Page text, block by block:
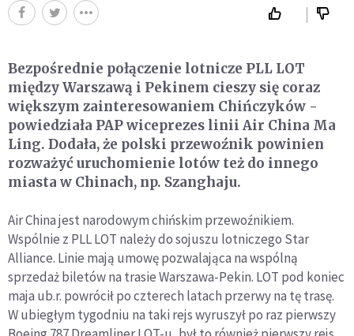
Bezpośrednie połączenie lotnicze PLL LOT
między Warszawą i Pekinem cieszy się coraz
większym zainteresowaniem Chińczyków -
powiedziała PAP wiceprezes linii Air China Ma
Ling. Dodała, że polski przewoźnik powinien
rozważyć uruchomienie lotów też do innego
miasta w Chinach, np. Szanghaju.
Air China jest narodowym chińskim przewoźnikiem.
Wspólnie z PLL LOT należy do sojuszu lotniczego Star
Alliance. Linie mają umowę pozwalająca na wspólną
sprzedaż biletów na trasie Warszawa-Pekin. LOT pod koniec
maja ub.r. powrócił po czterech latach przerwy na tę trasę.
W ubiegłym tygodniu na taki rejs wyruszył po raz pierwszy